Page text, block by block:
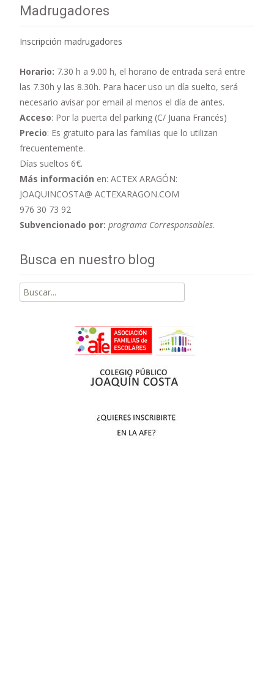
Madrugadores
Inscripción madrugadores
Horario: 7.30 h a 9.00 h, el horario de entrada será entre
las 7.30h y las 8.30h. Para hacer uso un día suelto, será
necesario avisar por email al menos el día de antes.
Acceso: Por la puerta del parking (C/ Juana Francés)
Precio: Es gratuito para las familias que lo utilizan
frecuentemente.
Días sueltos 6€.
Más información en: ACTEX ARAGÓN:
JOAQUINCOSTA@ ACTEXARAGON.COM
976 30 73 92
Subvencionado por: programa Corresponsables.
Busca en nuestro blog
Buscar
por: